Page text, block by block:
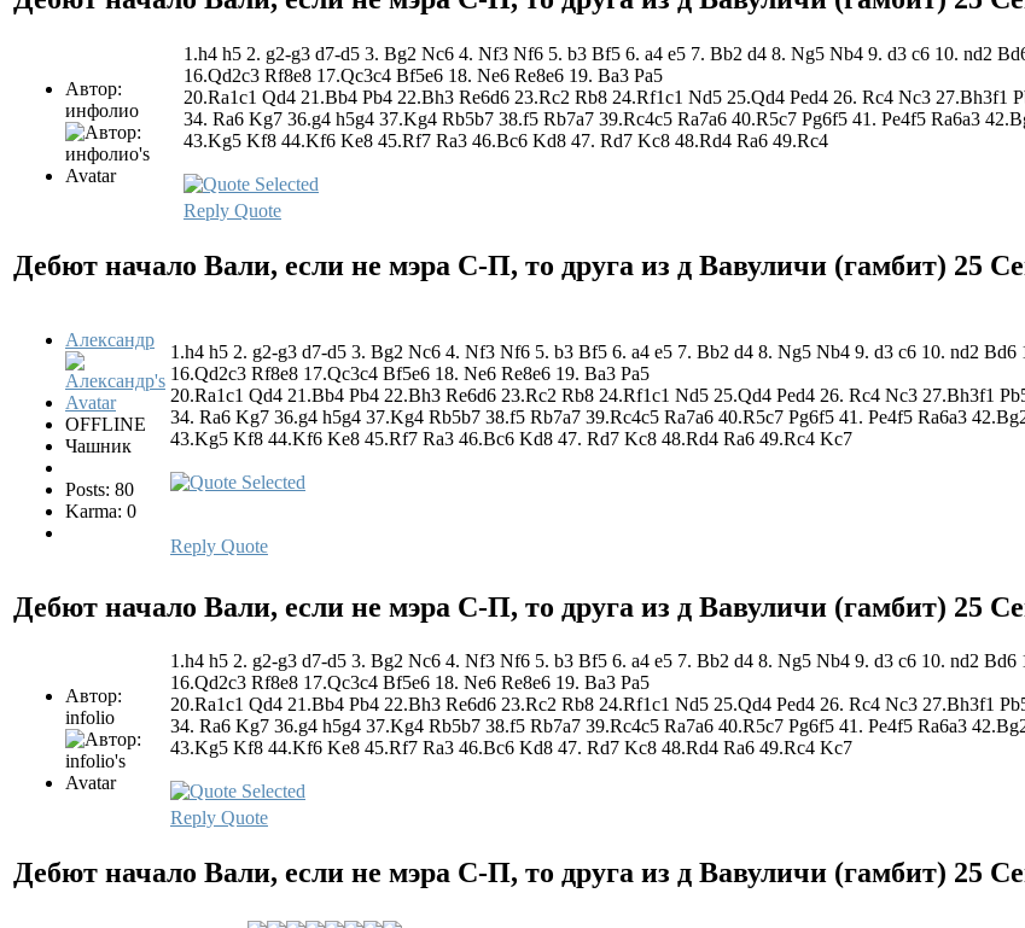
Автор:
инфолио
1.h4 h5 2. g2-g3 d7-d5 3. Bg2 Nc6 4. Nf3 Nf6 5. b3 Bf5 6. a4 e5 7. Bb2 d4 8. Ng5 Nb4 9. d3 c6 10. nd2
16.Qd2c3 Rf8e8 17.Qc3c4 Bf5e6 18. Ne6 Re8e6 19. Ba3 Pa5
20.Ra1c1 Qd4 21.Bb4 Pb4 22.Bh3 Re6d6 23.Rc2 Rb8 24.Rf1c1 Nd5 25.Qd4 Ped4 26. Rc4 Nc3
34. Ra6 Kg7 36.g4 h5g4 37.Kg4 Rb5b7 38.f5 Rb7a7 39.Rc4c5 Ra7a6 40.R5c7 Pg6f5 41. Pe4f5 Ra6a3
43.Kg5 Kf8 44.Kf6 Ke8 45.Rf7 Ra3 46.Bc6 Kd8 47. Rd7 Kc8 48.Rd4 Ra6 49.Rc4
Reply Quote
Дебют начало Вали, если не мэра С-П, то друга из д Вавуличи (гамбит) 25
Александр
OFFLINE
Чашник
Posts: 80
Karma: 0
1.h4 h5 2. g2-g3 d7-d5 3. Bg2 Nc6 4. Nf3 Nf6 5. b3 Bf5 6. a4 e5 7. Bb2 d4 8. Ng5 Nb4 9. d3 c6 10. nd2
16.Qd2c3 Rf8e8 17.Qc3c4 Bf5e6 18. Ne6 Re8e6 19. Ba3 Pa5
20.Ra1c1 Qd4 21.Bb4 Pb4 22.Bh3 Re6d6 23.Rc2 Rb8 24.Rf1c1 Nd5 25.Qd4 Ped4 26. Rc4 Nc3 27.Bh3f1
34. Ra6 Kg7 36.g4 h5g4 37.Kg4 Rb5b7 38.f5 Rb7a7 39.Rc4c5 Ra7a6 40.R5c7 Pg6f5 41. Pe4f5 Ra6a3
43.Kg5 Kf8 44.Kf6 Ke8 45.Rf7 Ra3 46.Bc6 Kd8 47. Rd7 Kc8 48.Rd4 Ra6 49.Rc4 Kc7
Reply Quote
Дебют начало Вали, если не мэра С-П, то друга из д Вавуличи (гамбит) 25
Автор:
infolio
1.h4 h5 2. g2-g3 d7-d5 3. Bg2 Nc6 4. Nf3 Nf6 5. b3 Bf5 6. a4 e5 7. Bb2 d4 8. Ng5 Nb4 9. d3 c6 10. nd2
16.Qd2c3 Rf8e8 17.Qc3c4 Bf5e6 18. Ne6 Re8e6 19. Ba3 Pa5
20.Ra1c1 Qd4 21.Bb4 Pb4 22.Bh3 Re6d6 23.Rc2 Rb8 24.Rf1c1 Nd5 25.Qd4 Ped4 26. Rc4 Nc3 27.Bh3f1
34. Ra6 Kg7 36.g4 h5g4 37.Kg4 Rb5b7 38.f5 Rb7a7 39.Rc4c5 Ra7a6 40.R5c7 Pg6f5 41. Pe4f5 Ra6a3
43.Kg5 Kf8 44.Kf6 Ke8 45.Rf7 Ra3 46.Bc6 Kd8 47. Rd7 Kc8 48.Rd4 Ra6 49.Rc4 Kc7
Reply Quote
Дебют начало Вали, если не мэра С-П, то друга из д Вавуличи (гамбит) 25